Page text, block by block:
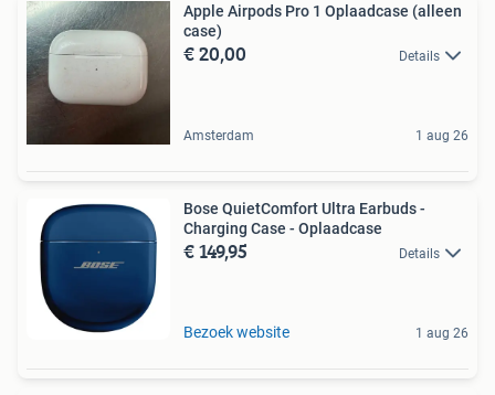
Apple Airpods Pro 1 Oplaadcase (alleen
case)
€ 20,00 Details
Amsterdam 1 aug 26
Bose QuietComfort Ultra Earbuds -
Charging Case - Oplaadcase
€ 149,95 Details
Bezoek website 1 aug 26